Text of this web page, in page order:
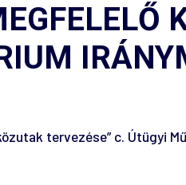
tervezése” c. Útügyi